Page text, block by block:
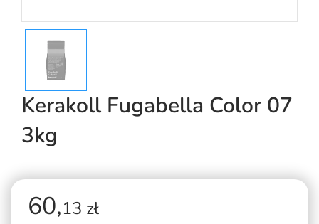
Kerakoll Fugabella Color 07
3kg
60,13 zł